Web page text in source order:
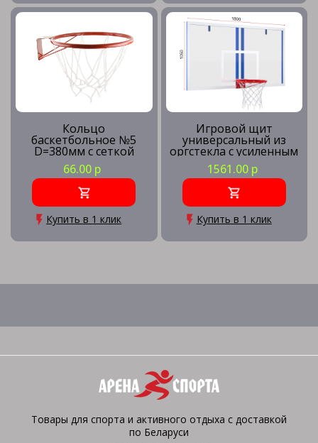
Кольцо
баскетбольное №5
D=380мм с сеткой
66.00 р
Купить в 1 клик
Игровой щит
универсальный из
оргстекла с усиленным
кольцом
1561.00 р
Купить в 1 клик
Товары для спорта и активного отдыха с доставкой
по Беларуси